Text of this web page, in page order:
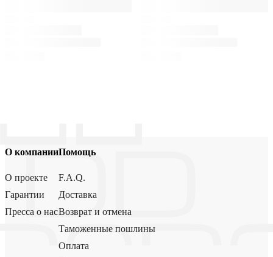
О компании
О проекте
Гарантии
Пресса о нас
Помощь
F.A.Q.
Доставка
Возврат и отмена
Таможенные пошлины
Оплата